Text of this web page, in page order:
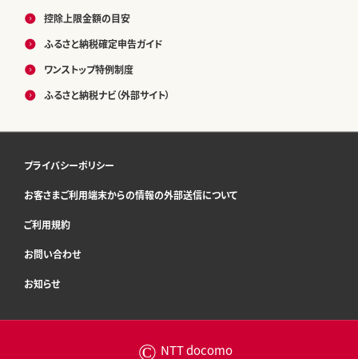
控除上限金額の目安
ふるさと納税確定申告ガイド
ワンストップ特例制度
ふるさと納税ナビ（外部サイト）
プライバシーポリシー
お客さまご利用端末からの情報の外部送信について
ご利用規約
お問い合わせ
お知らせ
© NTT docomo